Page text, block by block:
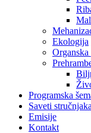
Ekologija
Programska
Saveti stručnjaka
Emisije
Kontakt